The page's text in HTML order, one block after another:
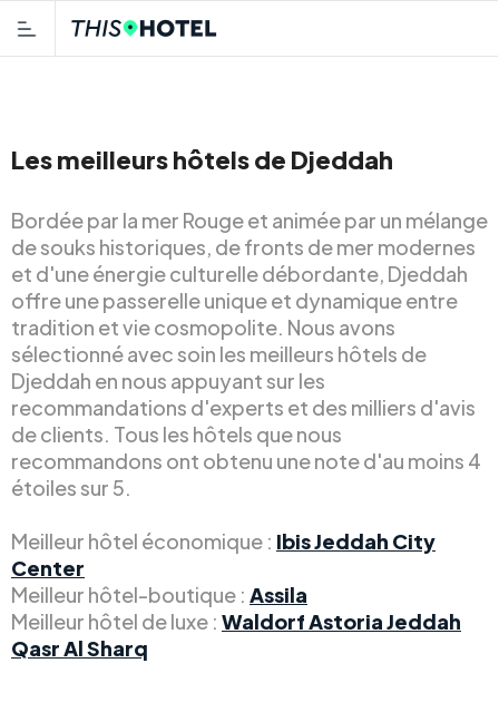
Les meilleurs hôtels de Djeddah
Bordée par la mer Rouge et animée par un mélange
de souks historiques, de fronts de mer modernes
et d'une énergie culturelle débordante, Djeddah
offre une passerelle unique et dynamique entre
tradition et vie cosmopolite. Nous avons
sélectionné avec soin les meilleurs hôtels de
Djeddah en nous appuyant sur les
recommandations d'experts et des milliers d'avis
de clients. Tous les hôtels que nous
recommandons ont obtenu une note d'au moins 4
étoiles sur 5.
Meilleur hôtel économique : Ibis Jeddah City
Center
Meilleur hôtel-boutique : Assila
Meilleur hôtel de luxe : Waldorf Astoria Jeddah
Qasr Al Sharq